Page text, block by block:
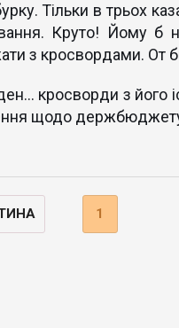
Тільки в трьох
Круто! Йому
з кросвордами. От
кросворди з
щодо
1